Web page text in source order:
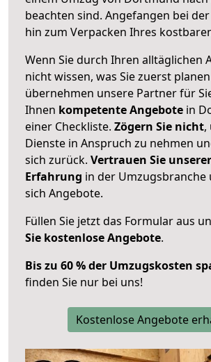
beachten sind. Angefangen bei
hin zum Verpacken Ihres
Wenn Sie durch Ihren alltäglichen
nicht wissen, was Sie zuerst
übernehmen unsere Partner für
Ihnen kompetente Angebote in
einer Checkliste. Zögern Sie nicht,
Dienste in Anspruch zu nehmen
sich zurück. Vertrauen Sie
Erfahrung in der Umzugsbranche
sich Angebote.
Füllen Sie jetzt das Formular aus
Sie kostenlose Angebote.
Bis zu 60 % der Umzugskosten
finden Sie nur bei uns!
Kostenlose Angebote